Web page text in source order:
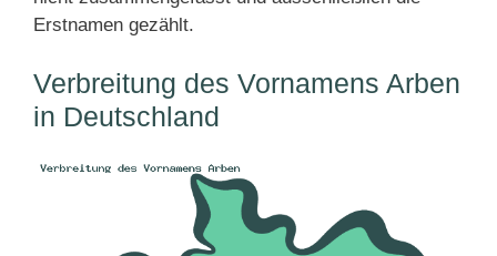
Erstnamen gezählt.
Verbreitung des Vornamens Arben
in Deutschland